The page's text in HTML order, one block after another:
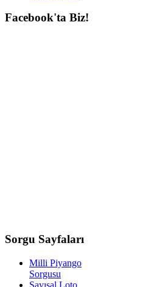
Facebook'ta Biz!
Sorgu Sayfaları
Milli Piyango
Sorgusu